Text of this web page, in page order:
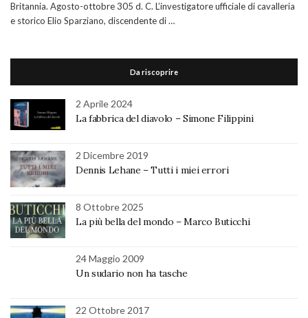
Britannia. Agosto-ottobre 305 d. C. L’investigatore ufficiale di cavalleria
e storico Elio Sparziano, discendente di …
Da riscoprire
2 Aprile 2024
La fabbrica del diavolo – Simone Filippini
2 Dicembre 2019
Dennis Lehane – Tutti i miei errori
8 Ottobre 2025
La più bella del mondo – Marco Buticchi
24 Maggio 2009
Un sudario non ha tasche
22 Ottobre 2017